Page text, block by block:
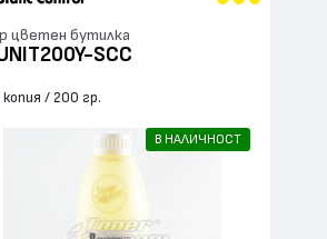
цветен бутилка
SCC
200 гр.
В НАЛИЧНОСТ